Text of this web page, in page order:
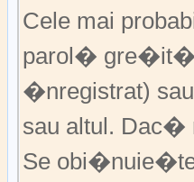
Cele mai
parol� gre�it�
�nregistrat)
sau altul. Dac�
Se